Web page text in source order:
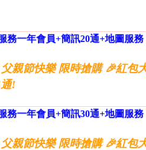
務一年會員+簡訊20通+地圖服
親節快樂 限時搶購 🎉紅包
!
務一年會員+簡訊30通+地圖服
親節快樂 限時搶購 🎉紅包